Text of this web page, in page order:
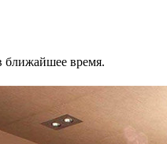
ближайшее время.